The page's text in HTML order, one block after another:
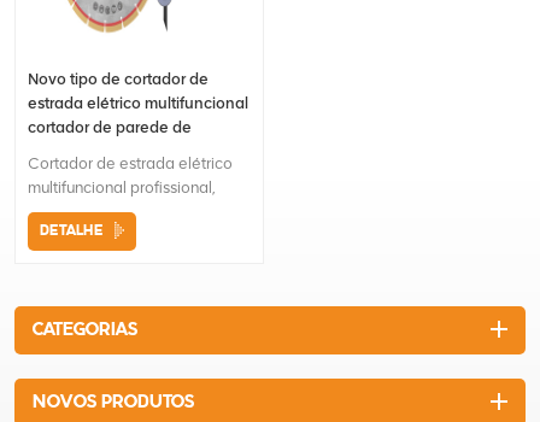
Novo tipo de cortador de
estrada elétrico multifuncional
cortador de parede de
de corte de madeira
Cortador de estrada elétrico
multifuncional profissional,
cortador de parede de
concreto
DETALHE
CATEGORIAS
NOVOS PRODUTOS